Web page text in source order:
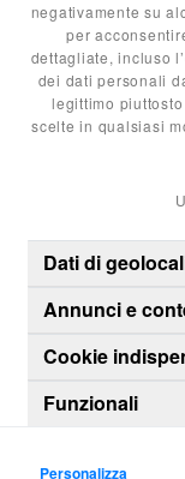
negativamente su
per
dettagliate, incluso
dei dati personali
legittimo
scelte in qualsiasi
Dati di
Annunci e
Cookie
Funzionali
Personalizza
Telefono